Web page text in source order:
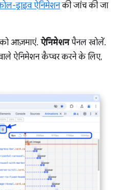
ड्राइव ऐनिमेशनकी जांच की जा
को आज़माएं. ऐनिमेशनपैनल खोलें.
ऐनिमेशन कैप्चर करने के लिए,